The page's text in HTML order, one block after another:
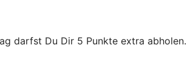
darfst Du Dir 5 Punkte extra abholen.